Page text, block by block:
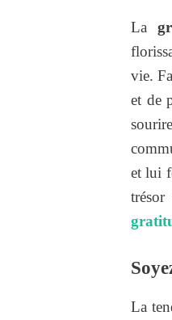
La
vie.
et de
et lui
La